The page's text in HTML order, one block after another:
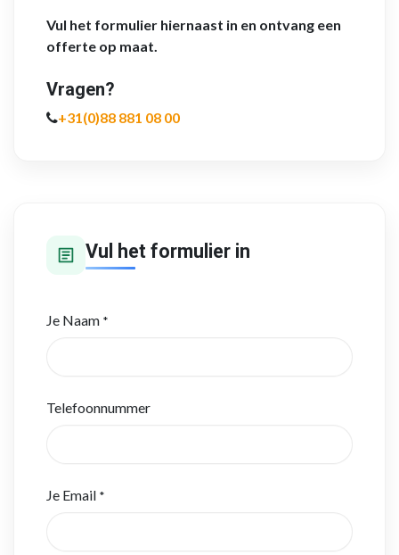
Vul het formulier hiernaast in en ontvang een
offerte op maat.
Vragen?
+31(0)88 881 08 00
Vul het formulier in
Je Naam *
Telefoonnummer
Je Email *